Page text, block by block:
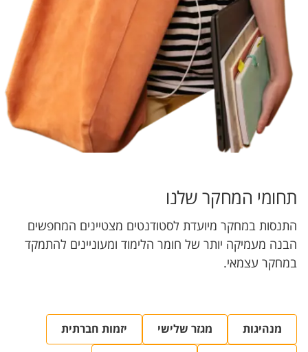
תחומי המחקר שלנו
התנסות במחקר מיועדת לסטודנטים מצטיינים המחפשים
הבנה מעמיקה יותר של חומר הלימוד ומעוניינים להתמקד
במחקר עצמאי.
מנהיגות מגזר שלישי יזמות חברתית